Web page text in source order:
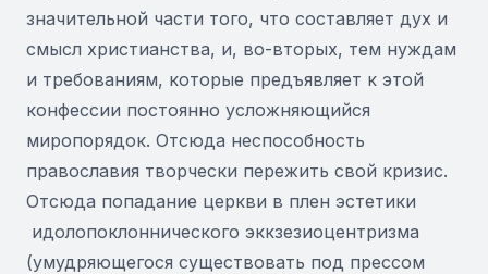
значительной части того, что составляет дух и
смысл христианства, и, во-вторых, тем нуждам
и требованиям, которые предъявляет к этой
конфессии постоянно усложняющийся
миропорядок. Отсюда неспособность
православия творчески пережить свой кризис.
Отсюда попадание церкви в плен эстетики
идолопоклоннического эккзезиоцентризма
(умудряющегося существовать под прессом